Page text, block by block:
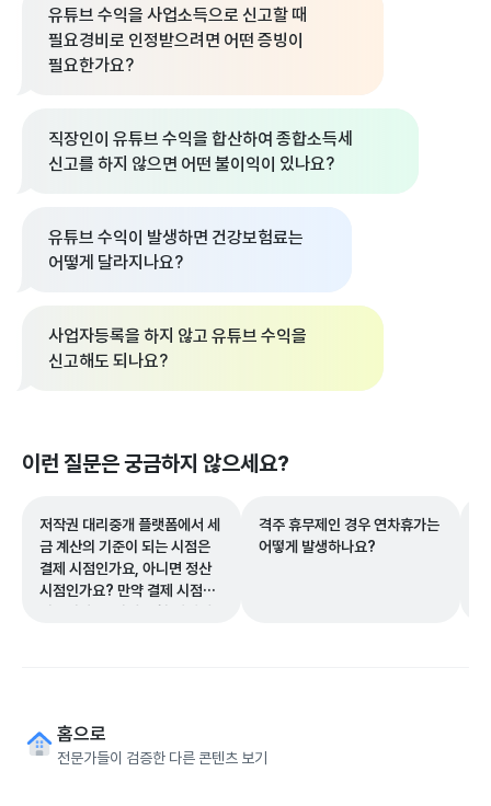
유튜브 수익을 사업소득으로 신고할 때
필요경비로 인정받으려면 어떤 증빙이
필요한가요?
직장인이 유튜브 수익을 합산하여 종합소득세
신고를 하지 않으면 어떤 불이익이 있나요?
유튜브 수익이 발생하면 건강보험료는
어떻게 달라지나요?
사업자등록을 하지 않고 유튜브 수익을
신고해도 되나요?
이런 질문은 궁금하지 않으세요?
저작권 대리중개 플랫폼에서 세
금 계산의 기준이 되는 시점은
결제 시점인가요, 아니면 정산
시점인가요? 만약 결제 시점이
기준이라면, 과세 유형 변경에
격주 휴무제인 경우 연차휴가는
어떻게 발생하나요?
홈으로
전문가들이 검증한 다른 콘텐츠 보기